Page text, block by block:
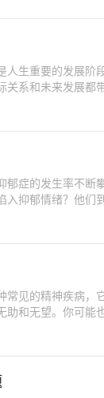
人生重要的发展阶
系和未来发展都
症的发生率不断
抑郁情绪？他们
见的精神疾病，
和无望。你可能